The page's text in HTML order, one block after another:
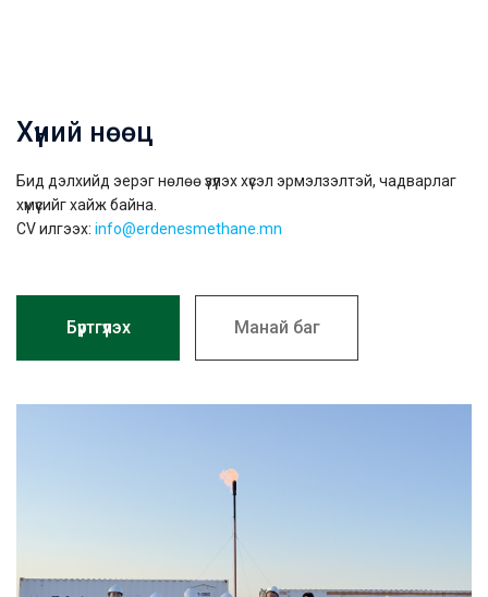
Хүний нөөц
Бид дэлхийд эерэг нөлөө үзүүлэх хүсэл эрмэлзэлтэй, чадварлаг
хүмүүсийг хайж байна.
CV илгээх: info@erdenesmethane.mn
Бүртгүүлэх Манай баг